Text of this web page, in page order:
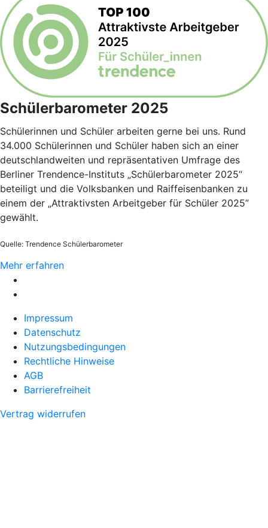
Schülerbarometer 2025
Schülerinnen und Schüler arbeiten gerne bei uns. Rund
34.000 Schülerinnen und Schüler haben sich an einer
deutschlandweiten und repräsentativen Umfrage des
Berliner Trendence-Instituts „Schülerbarometer 2025“
beteiligt und die Volksbanken und Raiffeisenbanken zu
einem der „Attraktivsten Arbeitgeber für Schüler 2025”
gewählt.
Quelle: Trendence Schülerbarometer
Mehr erfahren
Impressum
Datenschutz
Nutzungsbedingungen
Rechtliche Hinweise
AGB
Barrierefreiheit
Vertrag widerrufen